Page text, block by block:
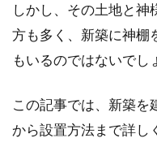
しかし、その土地と神
方も多く、新築に神棚
もいるのではないでし
この記事では、新築を
から設置方法まで詳し